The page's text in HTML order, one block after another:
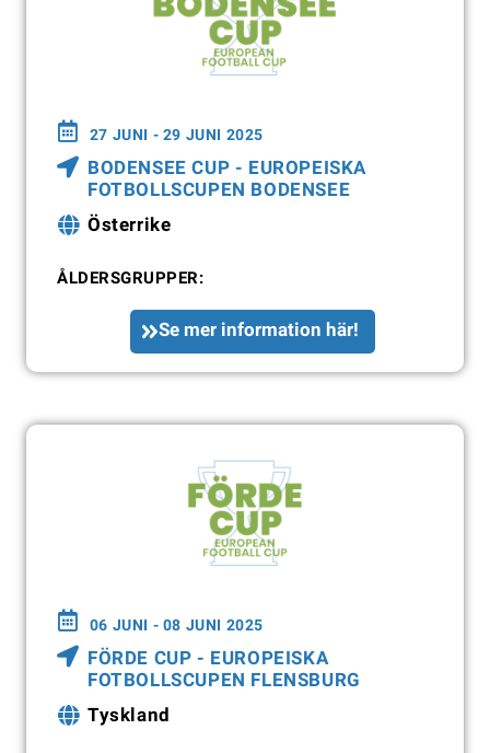
27 JUNI - 29 JUNI 2025
BODENSEE CUP - EUROPEISKA
FOTBOLLSCUPEN BODENSEE
Österrike
ÅLDERSGRUPPER:
Se mer information här!
06 JUNI - 08 JUNI 2025
FÖRDE CUP - EUROPEISKA
FOTBOLLSCUPEN FLENSBURG
Tyskland